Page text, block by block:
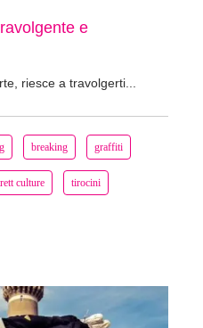
breaking graffiti
culture tirocini
e
riesce a travolgerti...